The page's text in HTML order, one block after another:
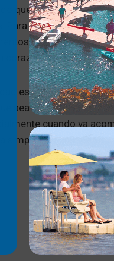
que ayuda a
Para los que padecen
Incluso las
corazón nadando
estupenda para
sea algo que
cuando va
simple natación de